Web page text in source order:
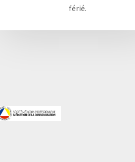
férié.